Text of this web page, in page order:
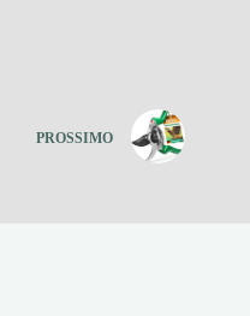
PROSSIMO